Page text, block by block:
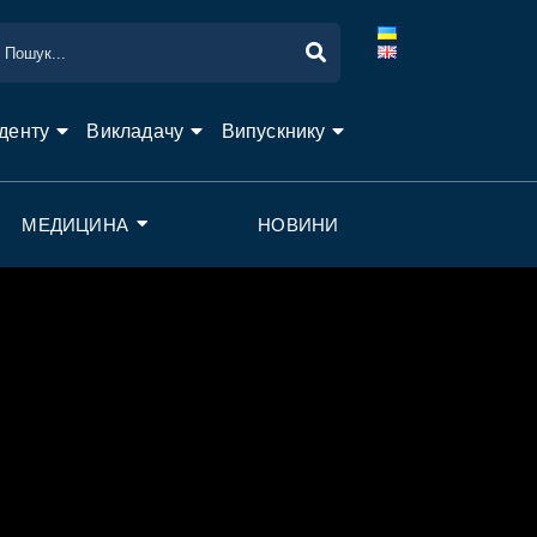
Викладачу Випускнику
МЕДИЦИНА НОВИНИ